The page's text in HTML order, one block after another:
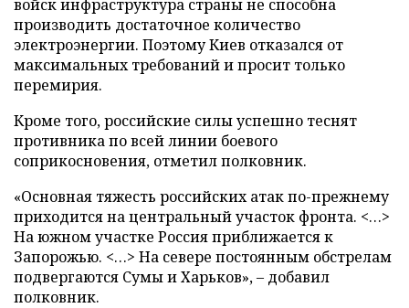
войск инфраструктура страны не способна
производить достаточное количество
электроэнергии. Поэтому Киев отказался от
максимальных требований и просит только
перемирия.
Кроме того, российские силы успешно теснят
противника по всей линии боевого
соприкосновения, отметил полковник.
«Основная тяжесть российских атак по-прежнему
приходится на центральный участок фронта. <…>
На южном участке Россия приближается к
Запорожью. <…> На севере постоянным обстрелам
подвергаются Сумы и Харьков», – добавил
полковник.